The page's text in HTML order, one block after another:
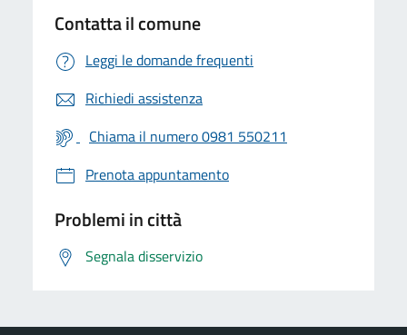
Contatta il comune
Leggi le domande frequenti
Richiedi assistenza
Chiama il numero 0981 550211
Prenota appuntamento
Problemi in città
Segnala disservizio